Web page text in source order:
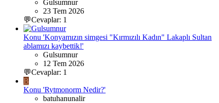
Gulsumnur
23 Tem 2026
💬Cevaplar: 1
Konu 'Konyamızın simgesi "Kırmızılı Kadın" Lakaplı Sultan
ablamızı kaybettik!'
Gulsumnur
12 Tem 2026
💬Cevaplar: 1
B
Konu 'Rytmonorm Nedir?'
batuhanunalir